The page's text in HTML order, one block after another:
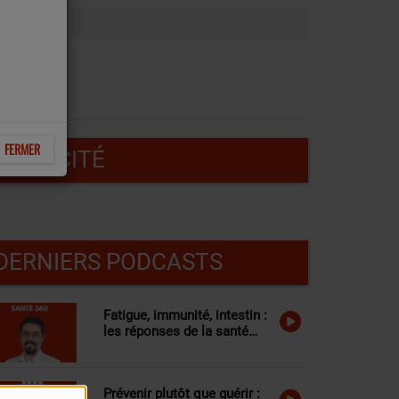
PODCASTS
Fatigue, immunité, intestin :
les réponses de la santé
Prévenir plutôt que guérir :
FERMER